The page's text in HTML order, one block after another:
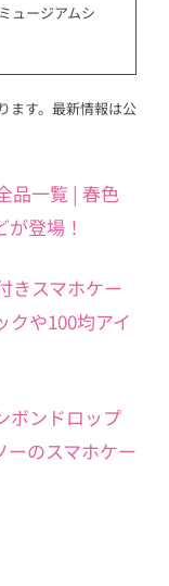
ュージアムシ
ます。最新情報は公
品一覧 | 春色
登場！
きスマホケー
クや100均アイ
ボンドロップ
ーのスマホケー